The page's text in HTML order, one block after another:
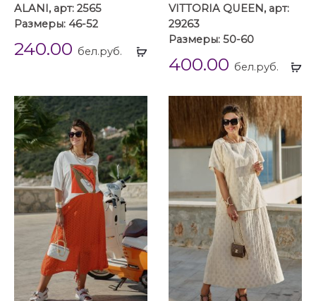
Выбрать
ALANI, арт: 2565
Размеры: 46-52
240.00 бел.руб.
VITTORIA QUEEN, арт:
29263
Размеры: 50-60
400.00 бел.руб.